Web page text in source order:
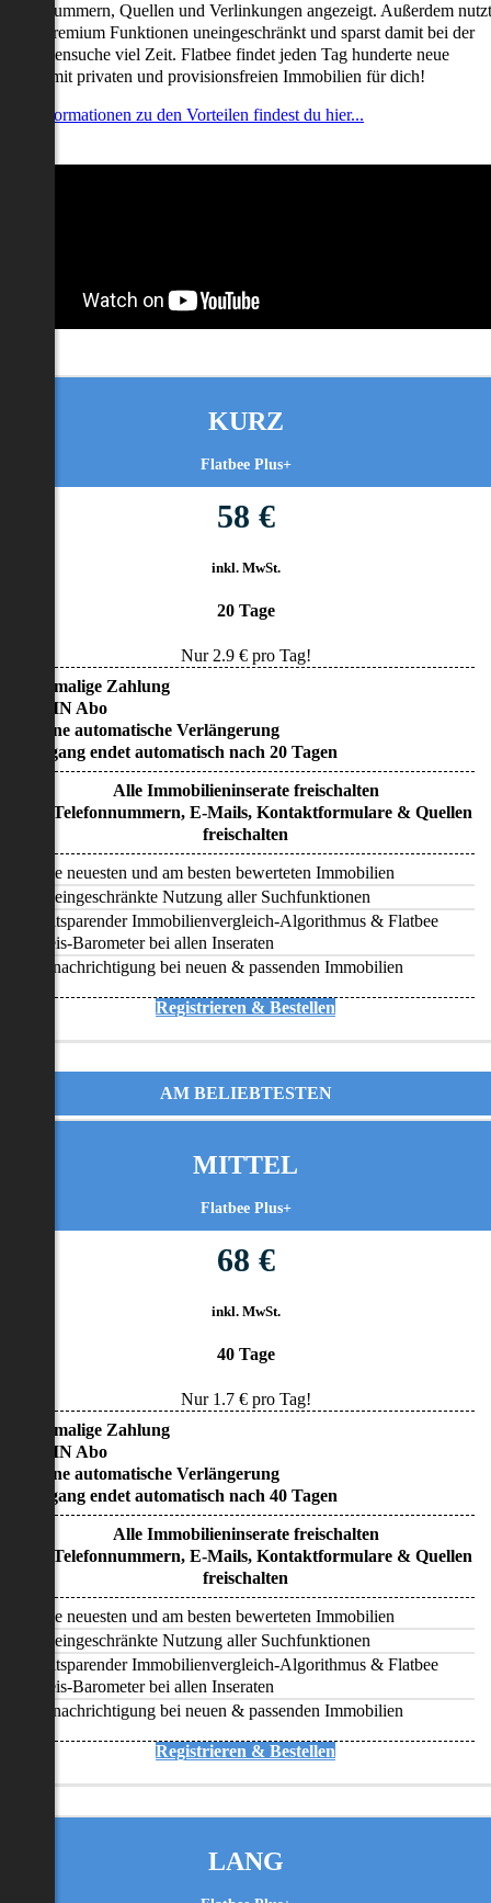
Quellen und Verlinkungen angezeigt. Außerdem nutzt
alle Premium Funktionen uneingeschränkt und sparst damit bei der
viel Zeit. Flatbee findet jeden Tag hunderte neue
mit privaten und provisionsfreien Immobilien für dich!
Informationen zu den Vorteilen findest du hier...
KURZ
Flatbee Plus+
58 €
inkl. MwSt.
20 Tage
Nur 2.9€ pro Tag!
• Einmalige Zahlung
• KEIN Abo
• Keine automatische Verlängerung
• Zugang endet automatisch nach 20 Tagen
Alle Immobilieninserate freischalten
Alle Telefonnummern, E-Mails, Kontaktformulare & Quellen
freischalten
Alle neuesten und am besten bewerteten Immobilien
Uneingeschränkte Nutzung aller Suchfunktionen
Zeitsparender Immobilienvergleich-Algorithmus & Flatbee
Preis-Barometer bei allen Inseraten
Benachrichtigung bei neuen & passenden Immobilien
Registrieren & Bestellen
AM BELIEBTESTEN
MITTEL
Flatbee Plus+
68 €
inkl. MwSt.
40 Tage
Nur 1.7€ pro Tag!
• Einmalige Zahlung
• KEIN Abo
• Keine automatische Verlängerung
• Zugang endet automatisch nach 40 Tagen
Alle Immobilieninserate freischalten
Alle Telefonnummern, E-Mails, Kontaktformulare & Quellen
freischalten
Alle neuesten und am besten bewerteten Immobilien
Uneingeschränkte Nutzung aller Suchfunktionen
Zeitsparender Immobilienvergleich-Algorithmus & Flatbee
Preis-Barometer bei allen Inseraten
Benachrichtigung bei neuen & passenden Immobilien
Registrieren & Bestellen
LANG